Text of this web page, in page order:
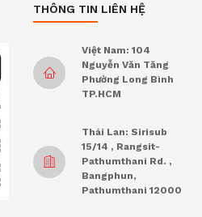
THÔNG TIN LIÊN HỆ
Việt Nam: 104
Nguyễn Văn Tăng
Phường Long Bình
TP.HCM
Thái Lan: Sirisub
15/14 , Rangsit-
Pathumthani Rd. ,
Bangphun,
Pathumthani 12000